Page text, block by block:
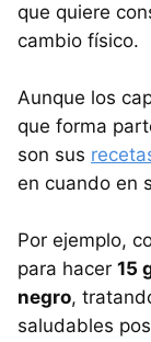
que quiere
cambio físico.
Aunque los
que forma
son sus
en cuando en
Por ejemplo,
para hacer 15
negro,
saludables